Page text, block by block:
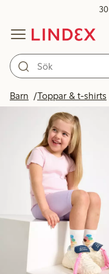
Barn Toppar & t-shirts